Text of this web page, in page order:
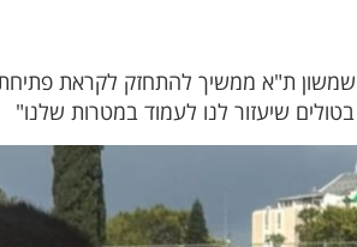
שמשון ת"א ממשיך להתחזק לקראת
שיעזור לנו לעמוד במטרות שלנו"